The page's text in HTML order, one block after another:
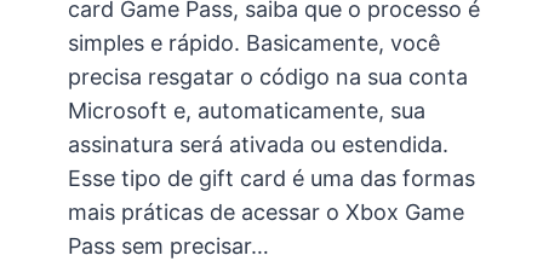
card Game Pass, saiba que o processo é
simples e rápido. Basicamente, você
precisa resgatar o código na sua conta
Microsoft e, automaticamente, sua
assinatura será ativada ou estendida.
Esse tipo de gift card é uma das formas
mais práticas de acessar o Xbox Game
Pass sem precisar…